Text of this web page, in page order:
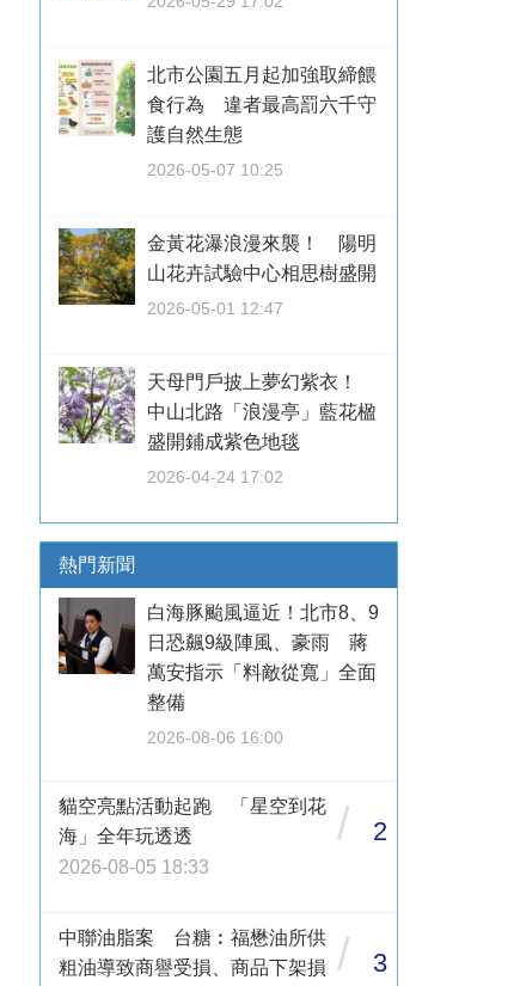
北市公園五月起加強取締餵
食行為 違者最高罰六千守
護自然生態
2026-05-07 10:25
金黃花瀑浪漫來襲！ 陽明
山花卉試驗中心相思樹盛開
2026-05-01 12:47
天母門戶披上夢幻紫衣！
中山北路「浪漫亭」藍花楹
盛開鋪成紫色地毯
2026-04-24 17:02
熱門新聞
白海豚颱風逼近！北市8、9
日恐飆9級陣風、豪雨 蔣
萬安指示「料敵從寬」全面
整備
2026-08-06 16:00
貓空亮點活動起跑 「星空到花
海」全年玩透透
2026-08-05 18:33
/ 2
中聯油脂案 台糖︰福懋油所供
粗油導致商譽受損、商品下架損
/ 3